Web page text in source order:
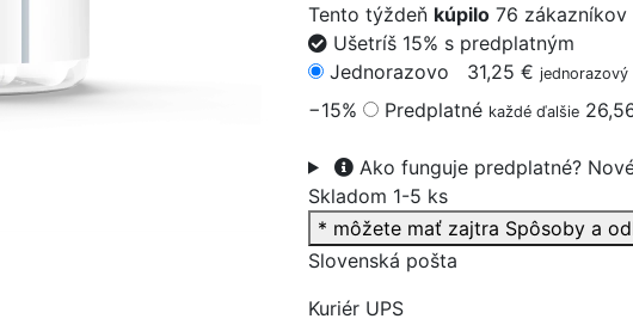
Tento týždeň kúpilo 76 zákazníkov
Ušetríš 15% s predplatným
Jednorazovo
31,25 € jednorazový
−15% Predplatné každé ďalšie
Ako funguje predplatné?
Skladom 1-5 ks
* môžete mať zajtra Spôsoby a
Slovenská pošta
Kuriér UPS